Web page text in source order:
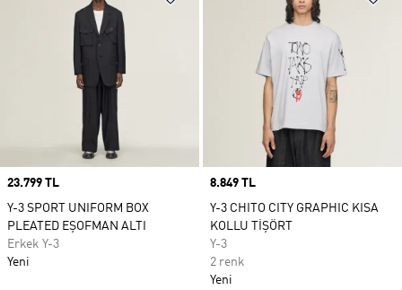
Price
23.799 TL
Y-3 SPORT UNIFORM BOX
PLEATED EŞOFMAN ALTI
Erkek Y-3
Yeni
Price
8.849 TL
Y-3 CHITO CITY GRAPHIC KISA
KOLLU TİŞÖRT
Y-3
2 renk
Yeni